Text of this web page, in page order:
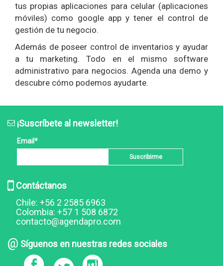
tus propias aplicaciones para celular (aplicaciones
móviles) como google app y tener el control de
gestión de tu negocio.
Además de poseer control de inventarios y ayudar
a tu marketing. Todo en el mismo software
administrativo para negocios. Agenda una demo y
descubre cómo podemos ayudarte.
¡Suscríbete al newsletter!
Email*
Contáctanos
Chile: +56 2 2585 6963
Colombia: +57 1 508 6872
contacto@agendapro.com
@ Síguenos en nuestras redes sociales